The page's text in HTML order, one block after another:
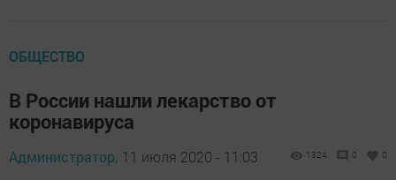
ОБЩЕСТВО
В России нашли лекарство от
коронавируса
Администратор, 11 июля 2020 - 11:03 1324 0 0